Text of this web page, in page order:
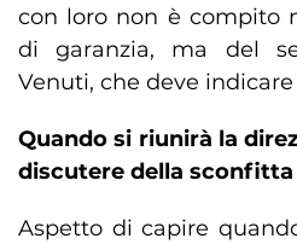
con loro non è compito
di garanzia, ma del
Venuti, che deve
Quando si riunirà la
discutere della sconfitta
Aspetto di capire